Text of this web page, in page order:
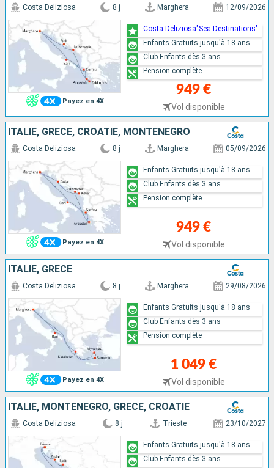
Payez en 4X
Costa Deliziosa 8 j Marghera 12/09/2026
949 €
Vol disponible
Costa Deliziosa"Sea Destinations"
Enfants Gratuits jusqu'à 18 ans
Club Enfants dès 3 ans
Pension complète
ITALIE, GRÈCE, CROATIE, MONTENEGRO
Payez en 4X
Costa Deliziosa 8 j Marghera 05/09/2026
949 €
Vol disponible
Enfants Gratuits jusqu'à 18 ans
Club Enfants dès 3 ans
Pension complète
ITALIE, GRÈCE
Payez en 4X
Costa Deliziosa 8 j Marghera 29/08/2026
1 049 €
Vol disponible
Enfants Gratuits jusqu'à 18 ans
Club Enfants dès 3 ans
Pension complète
ITALIE, MONTENEGRO, GRÈCE, CROATIE
Costa Deliziosa 8 j Trieste 23/10/2027
Enfants Gratuits jusqu'à 18 ans
Club Enfants dès 3 ans